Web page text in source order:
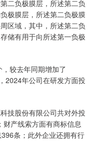
二负极膜层，所述第二负
极膜层，所述第二负极膜
区域，其中，所述第二负
储有用于向所述第一负极
较去年同期增加了
2024年公司在研发方面投
技股份有限公司共对外投
产线索方面有商标信息
条；此外企业还拥有行